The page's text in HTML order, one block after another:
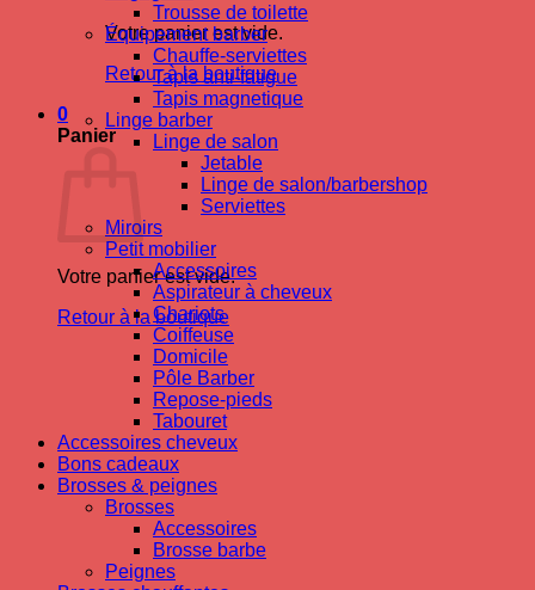
Votre panier est vide.
Retour à la boutique
0
Panier
Votre panier est vide.
Retour à la boutique
Trousse de toilette
Équipement barber
Chauffe-serviettes
Tapis anti-fatigue
Tapis magnetique
Linge barber
Linge de salon
Jetable
Linge de salon/barbershop
Serviettes
Miroirs
Petit mobilier
Accessoires
Aspirateur à cheveux
Chariots
Coiffeuse
Domicile
Pôle Barber
Repose-pieds
Tabouret
Accessoires cheveux
Bons cadeaux
Brosses & peignes
Brosses
Accessoires
Brosse barbe
Peignes